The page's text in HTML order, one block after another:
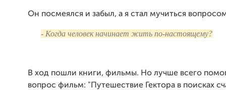
Он посмеялся и забыл, а я стал мучиться
- Когда человек начинает жить по-настоящему?
В ход пошли книги, фильмы. Но лучше всего
вопрос фильм: "Путешествие Гектора в поисках